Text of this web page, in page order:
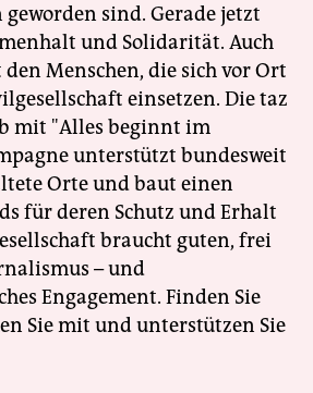
sind. Gerade jetzt
und Solidarität. Auch
Menschen, die sich vor Ort
einsetzen. Die taz
mit "Alles beginnt im
unterstützt bundesweit
Orte und baut einen
für deren Schutz und Erhalt
braucht guten, frei
– und
Engagement. Finden Sie
Sie mit und unterstützen Sie